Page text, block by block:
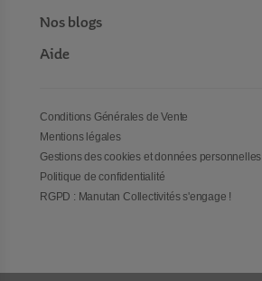
Nos blogs
Aide
Conditions Générales de Vente
Mentions légales
Gestions des cookies et données personnelles
Politique de confidentialité
RGPD : Manutan Collectivités s'engage !